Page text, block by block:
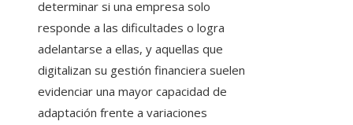
determinar si una empresa solo
responde a las dificultades o logra
adelantarse a ellas, y aquellas que
digitalizan su gestión financiera suelen
evidenciar una mayor capacidad de
adaptación frente a variaciones